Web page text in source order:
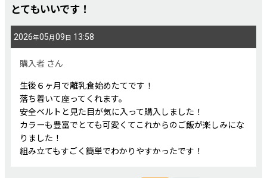
とてもいいです！
2026年05月09日 13:58
購入者 さん
生後６ヶ月で離乳食始めたてです！
落ち着いて座ってくれます。
安全ベルトと見た目が気に入って購入しました！
カラーも豊富でとても可愛くてこれからのご飯が楽しみにな
りました！
組み立てもすごく簡単でわかりやすかったです！